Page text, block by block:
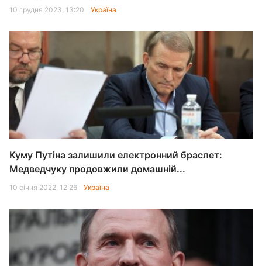
10 грудня 2023, 13:20 Україна
Куму Путіна залишили електронний браслет:
Медведчуку продовжили домашній...
10 січня 2022, 12:26 Україна